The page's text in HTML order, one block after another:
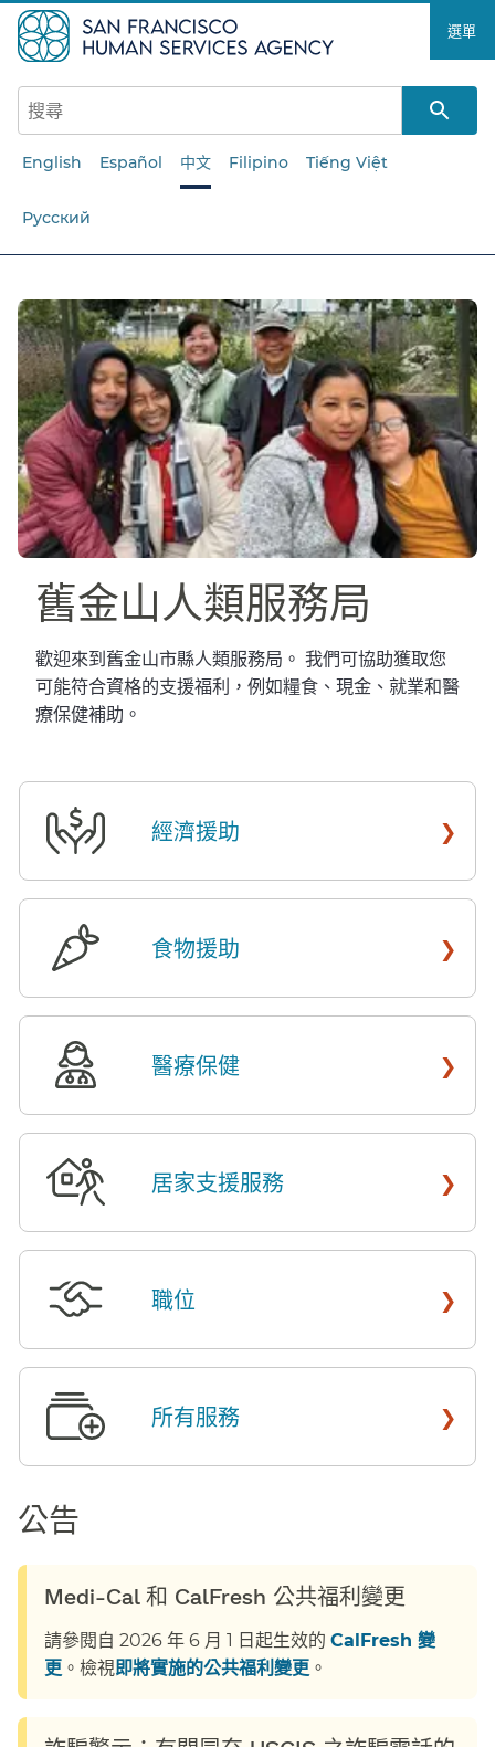
至
主
要
選單​​
English Español 中文 Filipino Tiếng Việt
Русский
舊金山人類服務局​​
歡迎來到舊金山市縣人類服務局。 我們可協助獲取您
可能符合資格的支援福利，例如糧食、現金、就業和醫
療保健補助。​​
經濟援助 ›
食物援助 ›
醫療保健 ›
居家支援服務 ›
職位 ›
所有服務 ›
公告​​
Medi-Cal 和 CalFresh 公共福利變更​​
請參閱自 2026 年 6 月 1 日起生效的 CalFresh 變
更 。檢視 即將實施的公共福利變更 。​​